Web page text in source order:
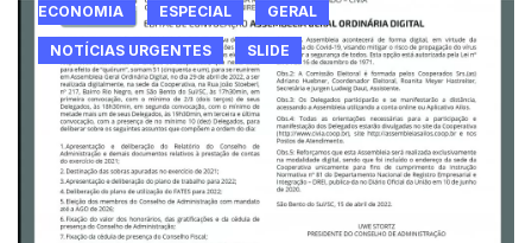
ECONOMIA ESPECIAL GERAL
NOTÍCIAS URGENTES SLIDE